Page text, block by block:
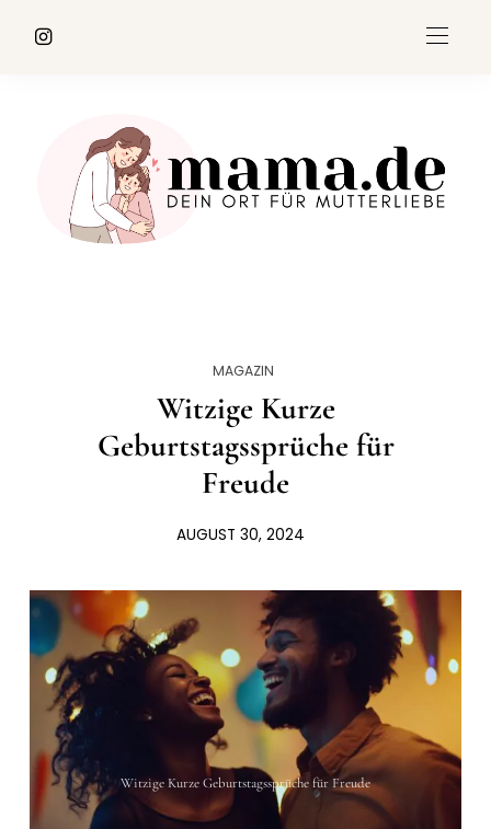
MAGAZIN
Witzige Kurze
Geburtstagssprüche für
Freude
AUGUST 30, 2024
Witzige Kurze Geburtstagssprüche für Freude